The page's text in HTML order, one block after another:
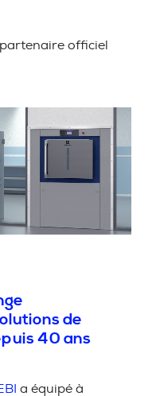
officiel
de
40 ans
a équipé à